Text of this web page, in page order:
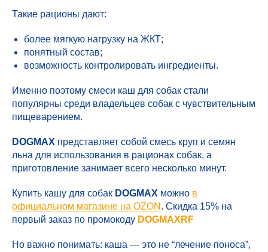
Такие рационы дают:
более мягкую нагрузку на ЖКТ;
понятный состав;
возможность контролировать ингредиенты.
Именно поэтому смеси каш для собак стали
популярны среди владельцев собак с чувствительным
пищеварением.
DOGMAX представляет собой смесь круп и семян
льна для использования в рационах собак, а
приготовление занимает всего несколько минут.
Купить кашу для собак DOGMAX можно в
официальном магазине на OZON . Скидка 15% на
первый заказ по промокоду DOGMAXRF
Но важно понимать: каша — это не “лечение поноса”,